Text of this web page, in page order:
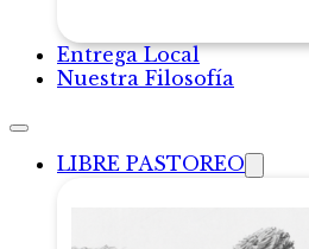
Entrega Local
Nuestra Filosofía
LIBRE PASTOREO